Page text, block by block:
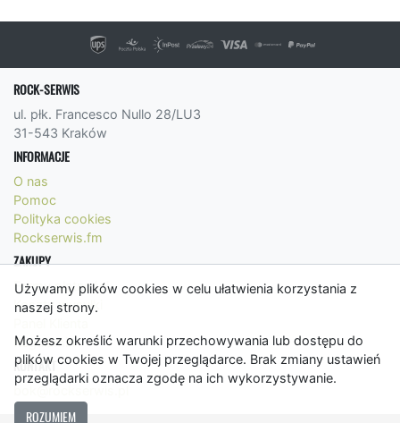
Używamy plików cookies w celu ułatwienia korzystania z
naszej strony.
Możesz określić warunki przechowywania lub dostępu do
plików cookies w Twojej przeglądarce. Brak zmiany ustawień
przeglądarki oznacza zgodę na ich wykorzystywanie.
ROZUMIEM
ROCK-SERWIS
ul. płk. Francesco Nullo 28/LU3
31-543 Kraków
INFORMACJE
O nas
Pomoc
Polityka cookies
Rockserwis.fm
ZAKUPY
Formy płatności
Koszty wysyłki
Regulamin
KONTAKT
bok@rockserwis.pl